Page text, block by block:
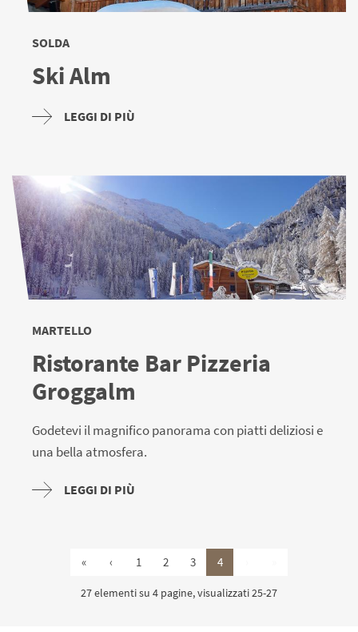
malga Mariolberg, la malga Stierbergalm, la malga Äußere
SOLDA
Ski Alm
LEGGI DI PIÙ
MARTELLO
Ristorante Bar Pizzeria
Groggalm
Godetevi il magnifico panorama con piatti deliziosi e
una bella atmosfera.
LEGGI DI PIÙ
« ‹ 1 2 3 4
27 elementi su 4 pagine, visualizzati 25-27